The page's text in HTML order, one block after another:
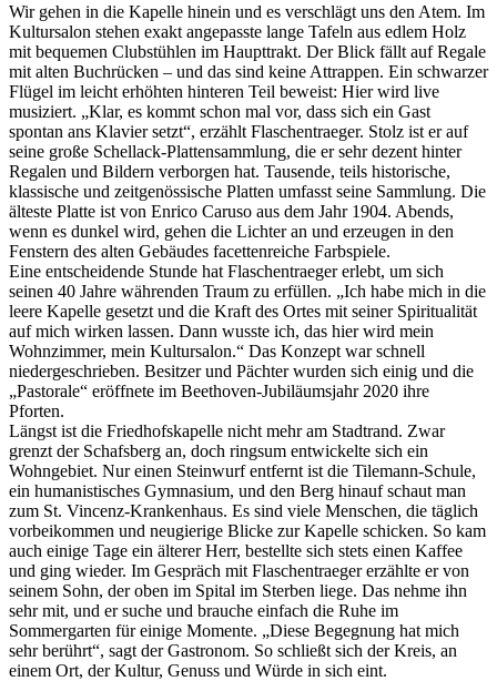
Wir gehen in die Kapelle hinein und es verschlägt uns den Atem. Im
Kultursalon stehen exakt angepasste lange Tafeln aus edlem Holz
mit bequemen Clubstühlen im Haupttrakt. Der Blick fällt auf Regale
mit alten Buchrücken – und das sind keine Attrappen. Ein schwarzer
Flügel im leicht erhöhten hinteren Teil beweist: Hier wird live
musiziert. „Klar, es kommt schon mal vor, dass sich ein Gast
spontan ans Klavier setzt“, erzählt Flaschentraeger. Stolz ist er auf
seine große Schellack-Plattensammlung, die er sehr dezent hinter
Regalen und Bildern verborgen hat. Tausende, teils historische,
klassische und zeitgenössische Platten umfasst seine Sammlung. Die
älteste Platte ist von Enrico Caruso aus dem Jahr 1904. Abends,
wenn es dunkel wird, gehen die Lichter an und erzeugen in den
Fenstern des alten Gebäudes facettenreiche Farbspiele.
Eine entscheidende Stunde hat Flaschentraeger erlebt, um sich
seinen 40 Jahre währenden Traum zu erfüllen. „Ich habe mich in die
leere Kapelle gesetzt und die Kraft des Ortes mit seiner Spiritualität
auf mich wirken lassen. Dann wusste ich, das hier wird mein
Wohnzimmer, mein Kultursalon.“ Das Konzept war schnell
niedergeschrieben. Besitzer und Pächter wurden sich einig und die
„Pastorale“ eröffnete im Beethoven-Jubiläumsjahr 2020 ihre
Pforten.
Längst ist die Friedhofskapelle nicht mehr am Stadtrand. Zwar
grenzt der Schafsberg an, doch ringsum entwickelte sich ein
Wohngebiet. Nur einen Steinwurf entfernt ist die Tilemann-Schule,
ein humanistisches Gymnasium, und den Berg hinauf schaut man
zum St. Vincenz-Krankenhaus. Es sind viele Menschen, die täglich
vorbeikommen und neugierige Blicke zur Kapelle schicken. So kam
auch einige Tage ein älterer Herr, bestellte sich stets einen Kaffee
und ging wieder. Im Gespräch mit Flaschentraeger erzählte er von
seinem Sohn, der oben im Spital im Sterben liege. Das nehme ihn
sehr mit, und er suche und brauche einfach die Ruhe im
Sommergarten für einige Momente. „Diese Begegnung hat mich
sehr berührt“, sagt der Gastronom. So schließt sich der Kreis, an
einem Ort, der Kultur, Genuss und Würde in sich eint.